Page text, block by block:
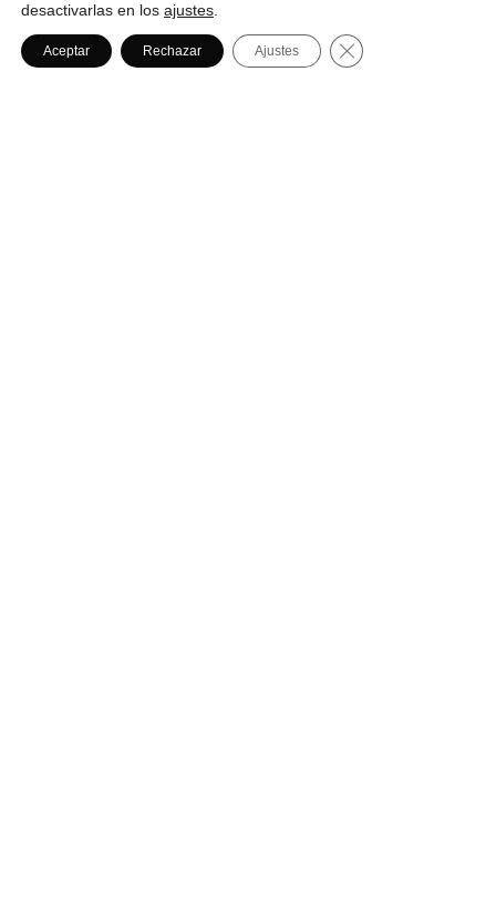
¿Quieres saber más?
Reformas integrales
(llave en mano)
desactivarlas en los ajustes
Aceptar Rechazar Ajustes Cerrar el banner de